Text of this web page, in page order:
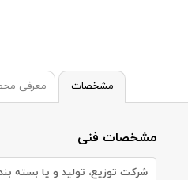
مشخصات معرفی
مشخصات فنی
شرکت توزیع، تولید و یا بسته